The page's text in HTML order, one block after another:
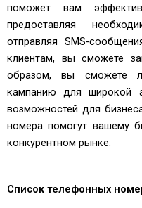
поможет вам
предоставляя
отправляя SMS-
клиентам, вы сможете
образом, вы сможете
кампанию для широкой
возможностей для
номера помогут вашему
конкурентном рынке.
Список телефонных